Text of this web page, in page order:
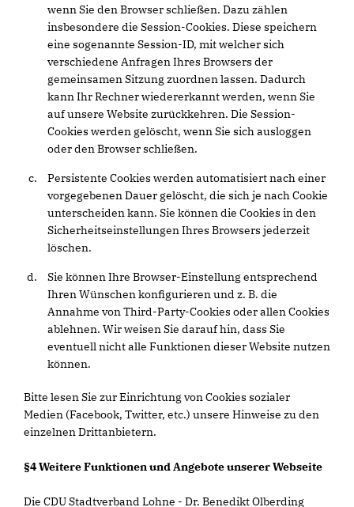
wenn Sie den Browser schließen. Dazu zählen
insbesondere die Session-Cookies. Diese speichern
eine sogenannte Session-ID, mit welcher sich
verschiedene Anfragen Ihres Browsers der
gemeinsamen Sitzung zuordnen lassen. Dadurch
kann Ihr Rechner wiedererkannt werden, wenn Sie
auf unsere Website zurückkehren. Die Session-
Cookies werden gelöscht, wenn Sie sich ausloggen
oder den Browser schließen.
Persistente Cookies werden automatisiert nach einer
vorgegebenen Dauer gelöscht, die sich je nach Cookie
unterscheiden kann. Sie können die Cookies in den
Sicherheitseinstellungen Ihres Browsers jederzeit
löschen.
Sie können Ihre Browser-Einstellung entsprechend
Ihren Wünschen konfigurieren und z. B. die
Annahme von Third-Party-Cookies oder allen Cookies
ablehnen. Wir weisen Sie darauf hin, dass Sie
eventuell nicht alle Funktionen dieser Website nutzen
können.
Bitte lesen Sie zur Einrichtung von Cookies sozialer
Medien (Facebook, Twitter, etc.) unsere Hinweise zu den
einzelnen Drittanbietern.
§4 Weitere Funktionen und Angebote unserer Webseite
Die CDU Stadtverband Lohne - Dr. Benedikt Olberding